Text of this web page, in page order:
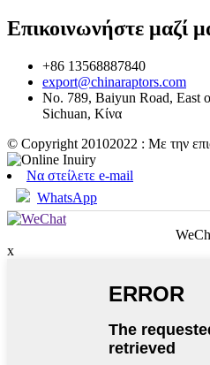
Επικοινωνήστε μαζί
+86 13568887840
export@chinaraptors.com
No. 789, Baiyun Road, East
Sichuan, Κίνα
© Copyright 20102022 : Με την
Να στείλετε e-mail
WhatsApp
x